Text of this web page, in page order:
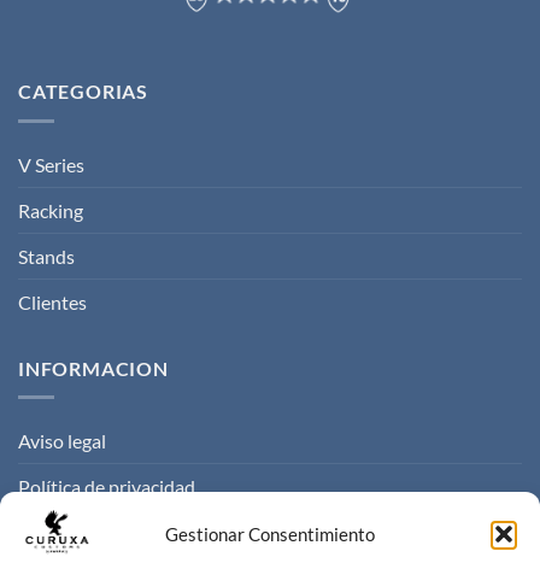
Gestionar Consentimiento
CATEGORIAS
V Series
Racking
Stands
Clientes
INFORMACION
Aviso legal
Política de privacidad
Politica de cookies